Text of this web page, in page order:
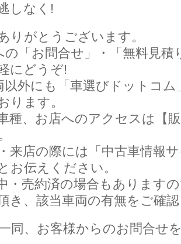
しなく!
りがとうございます。
の「お問合せ」・「無料見積
にどうぞ!
以外にも「車選びドットコ
ります。
種、お店へのアクセスは【
来店の際には「中古車情報
お伝えください。
・売約済の場合もあります
き、該当車両の有無をご確
同、お客様からのお問合せ